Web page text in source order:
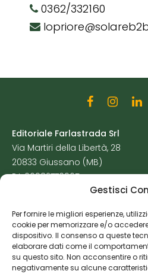
Gestisci
Per fornire le migliori esperienze,
cookie per memorizzare e/o
dispositivo. Il consenso a queste
elaborare dati come il
su questo sito. Non acconsentire o
negativamente su alcune
0362/332160
Editoriale Farlastrada Srl
Via Martiri della Libertà, 28
20833 Giussano (MB)
P.I. 06982770965
Cookie Policy
Risorse Aggiuntive